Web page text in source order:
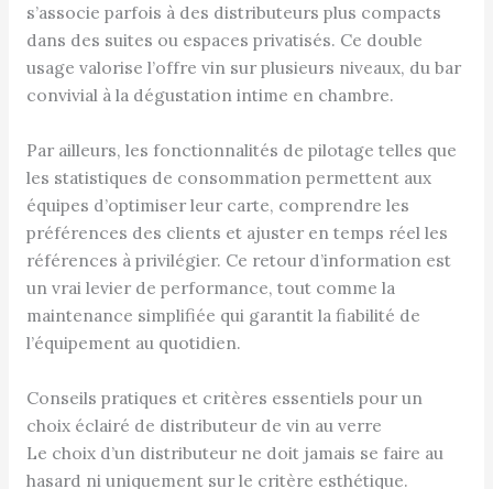
s’associe parfois à des distributeurs plus compacts
dans des suites ou espaces privatisés. Ce double
usage valorise l’offre vin sur plusieurs niveaux, du bar
convivial à la dégustation intime en chambre.
Par ailleurs, les fonctionnalités de pilotage telles que
les statistiques de consommation permettent aux
équipes d’optimiser leur carte, comprendre les
préférences des clients et ajuster en temps réel les
références à privilégier. Ce retour d’information est
un vrai levier de performance, tout comme la
maintenance simplifiée qui garantit la fiabilité de
l’équipement au quotidien.
Conseils pratiques et critères essentiels pour un
choix éclairé de distributeur de vin au verre
Le choix d’un distributeur ne doit jamais se faire au
hasard ni uniquement sur le critère esthétique.